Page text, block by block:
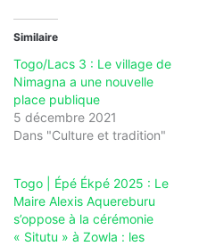
Similaire
Togo/Lacs 3 : Le village de
Nimagna a une nouvelle
place publique
5 décembre 2021
Dans "Culture et tradition"
Togo | Épé Ékpé 2025 : Le
Maire Alexis Aquereburu
s’oppose à la cérémonie
« Situtu » à Zowla : les